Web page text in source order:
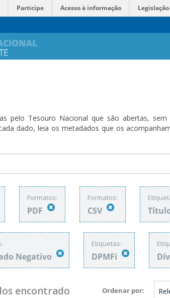
Participe Acesso à informação Legislação
pelo Tesouro Nacional que são abertas,
dado, leia os metadados que os
Formatos:
PDF
Formatos:
CSV
Negativo
Etiquetas:
DPMFi
Ordenar por
encontrado